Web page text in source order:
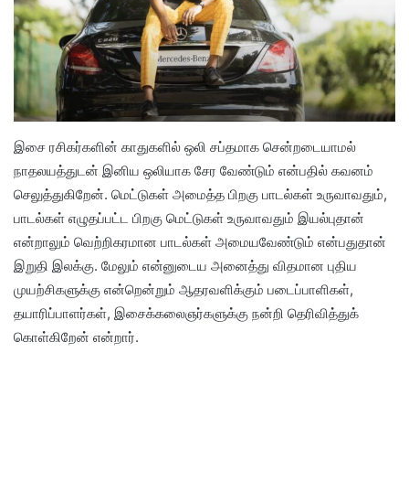
இசை ரசிகர்களின் காதுகளில் ஒலி சப்தமாக சென்றடையாமல்
நாதலயத்துடன் இனிய ஒலியாக சேர வேண்டும் என்பதில் கவனம்
செலுத்துகிறேன். மெட்டுகள் அமைத்த பிறகு பாடல்கள் உருவாவதும்,
பாடல்கள் எழுதப்பட்ட பிறகு மெட்டுகள் உருவாவதும் இயல்புதான்
என்றாலும் வெற்றிகரமான பாடல்கள் அமையவேண்டும் என்பதுதான்
இறுதி இலக்கு. மேலும் என்னுடைய அனைத்து விதமான புதிய
முயற்சிகளுக்கு என்றென்றும் ஆதரவளிக்கும் படைப்பாளிகள்,
தயாரிப்பாளர்கள், இசைக்கலைஞர்களுக்கு நன்றி தெரிவித்துக்
கொள்கிறேன் என்றார்.